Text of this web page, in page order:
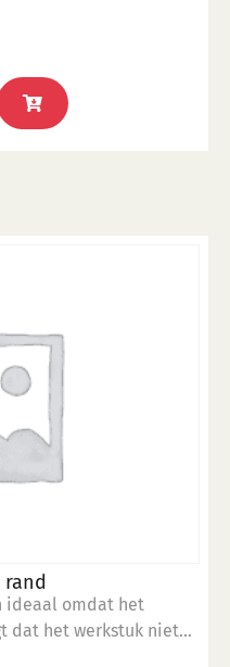
rand
ideaal omdat het
dat het werkstuk niet